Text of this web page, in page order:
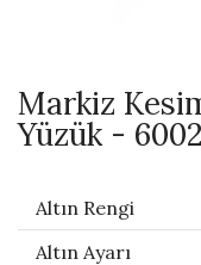
Markiz
Yüzük -
Altın Rengi
Altın Ayarı